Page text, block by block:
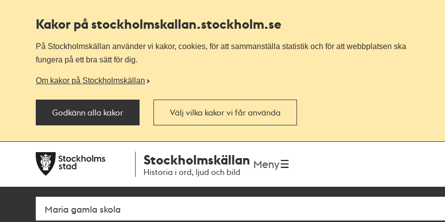
Kakor på stockholmskallan.stockholm.se
På Stockholmskällan använder vi kakor, cookies, för att sammanställa statistik och för att webbplatsen ska
fungera på ett bra sätt för dig.
Om kakor på Stockholmskällan
Godkänn alla kakor Välj vilka kakor vi får använda
navigationen
huvudinnehållet
Stockholmskällan
Historia i ord, ljud och bild
Meny
Sök